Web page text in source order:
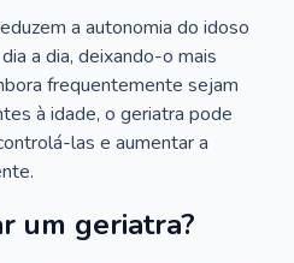
a autonomia do idoso
a dia, deixando-o mais
frequentemente sejam
à idade, o geriatra pode
las e aumentar a
um geriatra?